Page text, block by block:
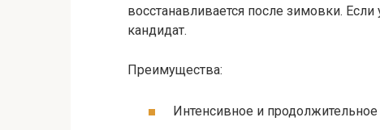
восстанавливается после зимовки.
кандидат.
Преимущества:
Интенсивное и